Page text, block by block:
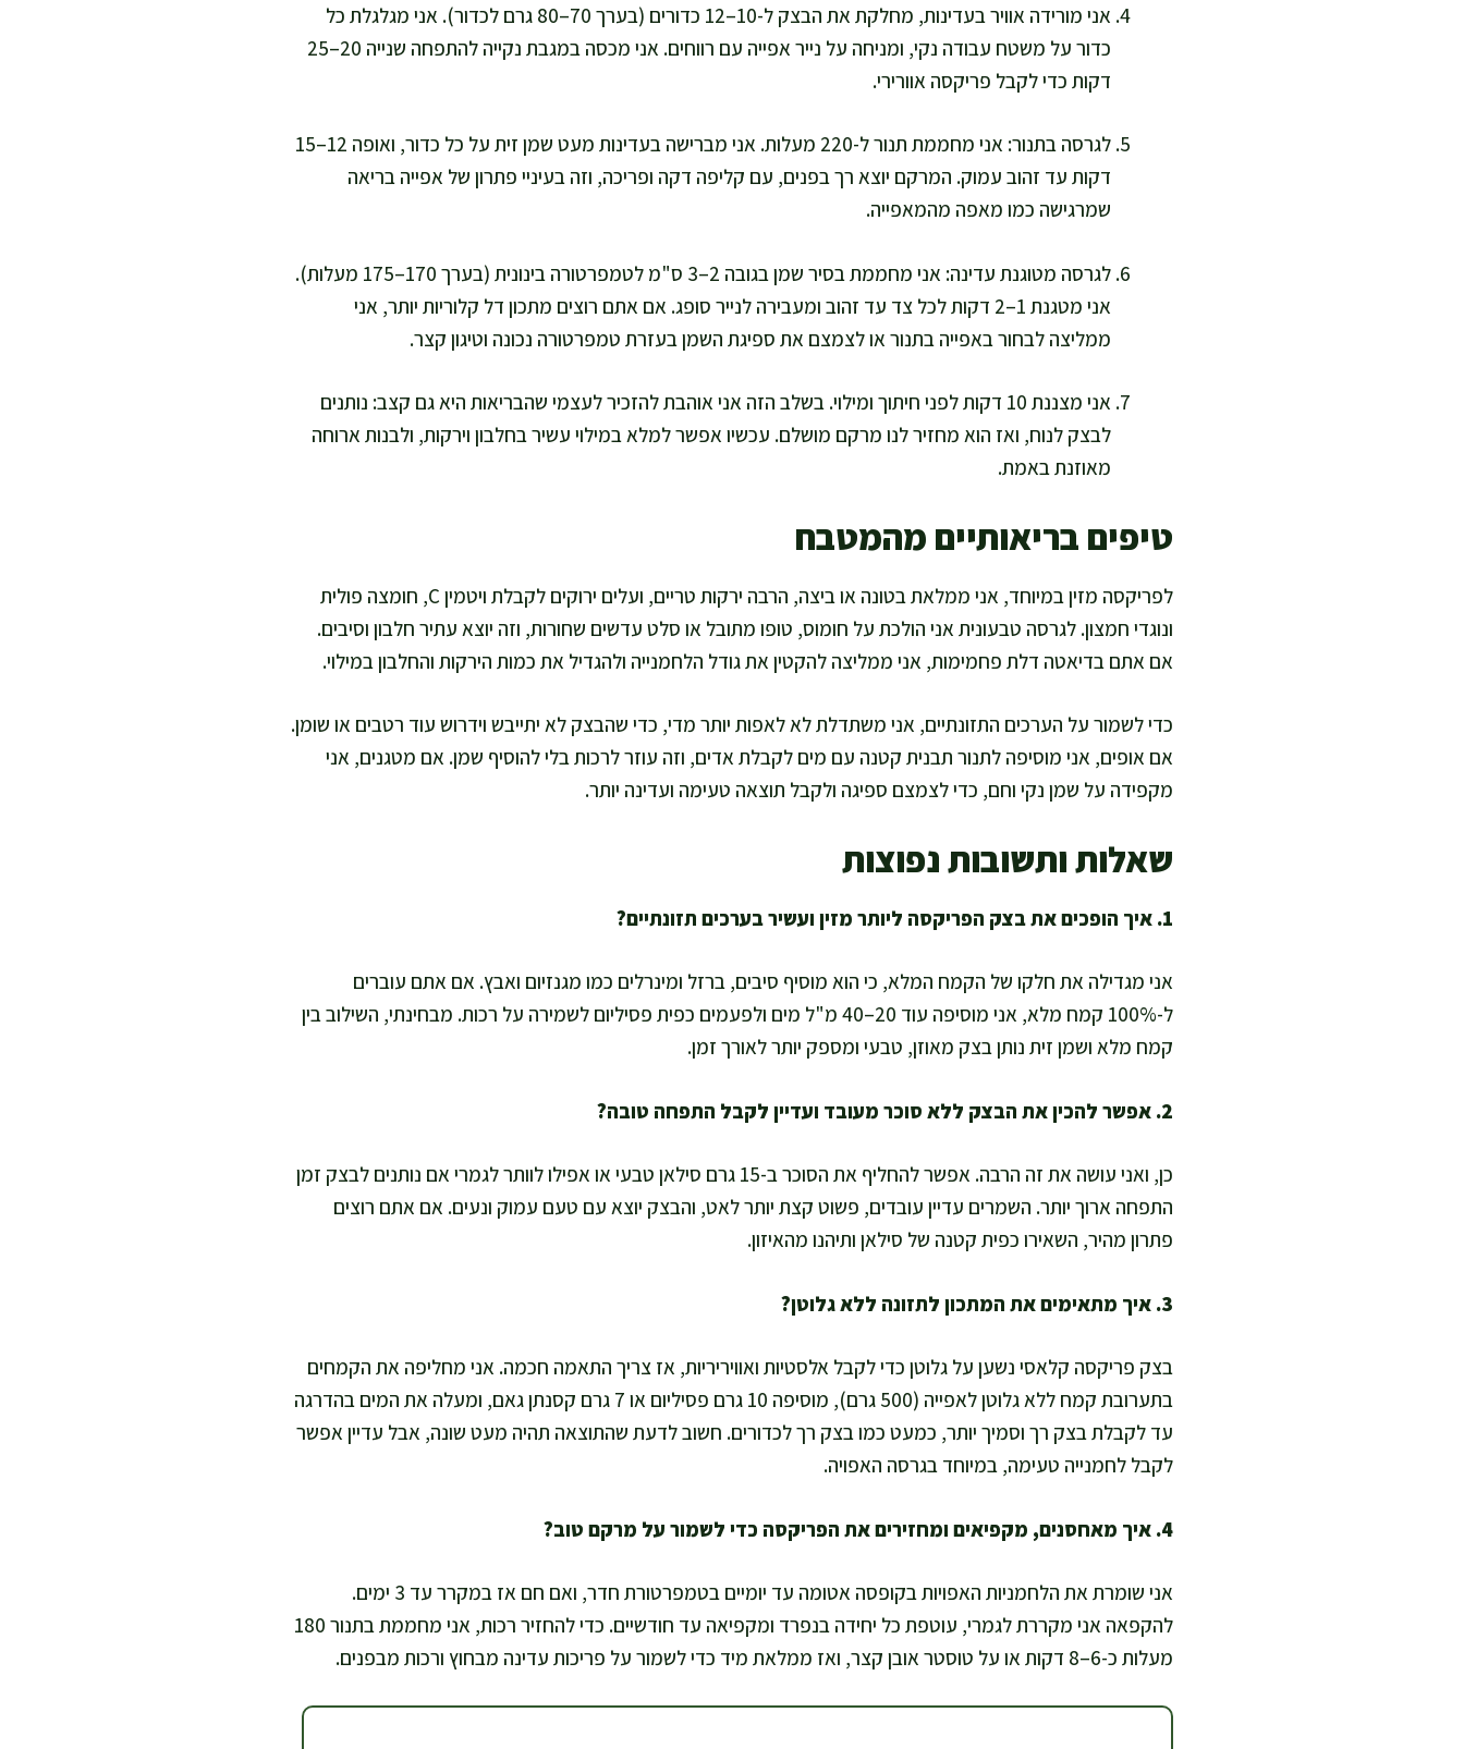
אני מורידה אוויר בעדינות, מחלקת את הבצק ל-10–12 כדורים (בערך 70–80 גרם לכדור). אני מגלגלת כל
כדור על משטח עבודה נקי, ומניחה על נייר אפייה עם רווחים. אני מכסה במגבת נקייה להתפחה שנייה 20–25
דקות כדי לקבל פריקסה אוורירי.
לגרסה בתנור: אני מחממת תנור ל-220 מעלות. אני מברישה בעדינות מעט שמן זית על כל כדור, ואופה 12–15
דקות עד זהוב עמוק. המרקם יוצא רך בפנים, עם קליפה דקה ופריכה, וזה בעיניי פתרון של אפייה בריאה
שמרגישה כמו מאפה מהמאפייה.
לגרסה מטוגנת עדינה: אני מחממת בסיר שמן בגובה 2–3 ס"מ לטמפרטורה בינונית (בערך 170–175 מעלות).
אני מטגנת 1–2 דקות לכל צד עד זהוב ומעבירה לנייר סופג. אם אתם רוצים מתכון דל קלוריות יותר, אני
ממליצה לבחור באפייה בתנור או לצמצם את ספיגת השמן בעזרת טמפרטורה נכונה וטיגון קצר.
אני מצננת 10 דקות לפני חיתוך ומילוי. בשלב הזה אני אוהבת להזכיר לעצמי שהבריאות היא גם קצב: נותנים
לבצק לנוח, ואז הוא מחזיר לנו מרקם מושלם. עכשיו אפשר למלא במילוי עשיר בחלבון וירקות, ולבנות ארוחה
מאוזנת באמת.
טיפים בריאותיים מהמטבח
לפריקסה מזין במיוחד, אני ממלאת בטונה או ביצה, הרבה ירקות טריים, ועלים ירוקים לקבלת ויטמין C, חומצה פולית
ונוגדי חמצון. לגרסה טבעונית אני הולכת על חומוס, טופו מתובל או סלט עדשים שחורות, וזה יוצא עתיר חלבון וסיבים.
אם אתם בדיאטה דלת פחמימות, אני ממליצה להקטין את גודל הלחמנייה ולהגדיל את כמות הירקות והחלבון במילוי.
כדי לשמור על הערכים התזונתיים, אני משתדלת לא לאפות יותר מדי, כדי שהבצק לא יתייבש וידרוש עוד רטבים או שומן.
אם אופים, אני מוסיפה לתנור תבנית קטנה עם מים לקבלת אדים, וזה עוזר לרכות בלי להוסיף שמן. אם מטגנים, אני
מקפידה על שמן נקי וחם, כדי לצמצם ספיגה ולקבל תוצאה טעימה ועדינה יותר.
שאלות ותשובות נפוצות
1. איך הופכים את בצק הפריקסה ליותר מזין ועשיר בערכים תזונתיים?
אני מגדילה את חלקו של הקמח המלא, כי הוא מוסיף סיבים, ברזל ומינרלים כמו מגנזיום ואבץ. אם אתם עוברים
ל-100% קמח מלא, אני מוסיפה עוד 20–40 מ"ל מים ולפעמים כפית פסיליום לשמירה על רכות. מבחינתי, השילוב בין
קמח מלא ושמן זית נותן בצק מאוזן, טבעי ומספק יותר לאורך זמן.
2. אפשר להכין את הבצק ללא סוכר מעובד ועדיין לקבל התפחה טובה?
כן, ואני עושה את זה הרבה. אפשר להחליף את הסוכר ב-15 גרם סילאן טבעי או אפילו לוותר לגמרי אם נותנים לבצק זמן
התפחה ארוך יותר. השמרים עדיין עובדים, פשוט קצת יותר לאט, והבצק יוצא עם טעם עמוק ונעים. אם אתם רוצים
פתרון מהיר, השאירו כפית קטנה של סילאן ותיהנו מהאיזון.
3. איך מתאימים את המתכון לתזונה ללא גלוטן?
בצק פריקסה קלאסי נשען על גלוטן כדי לקבל אלסטיות ואוויריריות, אז צריך התאמה חכמה. אני מחליפה את הקמחים
בתערובת קמח ללא גלוטן לאפייה (500 גרם), מוסיפה 10 גרם פסיליום או 7 גרם קסנתן גאם, ומעלה את המים בהדרגה
עד לקבלת בצק רך וסמיך יותר, כמעט כמו בצק רך לכדורים. חשוב לדעת שהתוצאה תהיה מעט שונה, אבל עדיין אפשר
לקבל לחמנייה טעימה, במיוחד בגרסה האפויה.
4. איך מאחסנים, מקפיאים ומחזירים את הפריקסה כדי לשמור על מרקם טוב?
אני שומרת את הלחמניות האפויות בקופסה אטומה עד יומיים בטמפרטורת חדר, ואם חם אז במקרר עד 3 ימים.
להקפאה אני מקררת לגמרי, עוטפת כל יחידה בנפרד ומקפיאה עד חודשיים. כדי להחזיר רכות, אני מחממת בתנור 180
מעלות כ-6–8 דקות או על טוסטר אובן קצר, ואז ממלאת מיד כדי לשמור על פריכות עדינה מבחוץ ורכות מבפנים.